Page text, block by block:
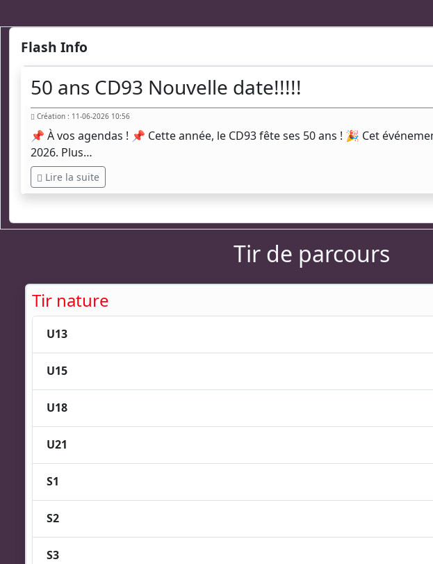
Flash Info
50 ans CD93 Nouvelle date!!!!!
Création : 11-06-2026 10:56
📌 À vos agendas ! 📌 Cette année, le CD93 fête ses 50 ans ! 🎉 Cet
2026. Plus…
Lire la suite
Tir de parcours
Tir nature
U13
U15
U18
U21
S1
S2
S3